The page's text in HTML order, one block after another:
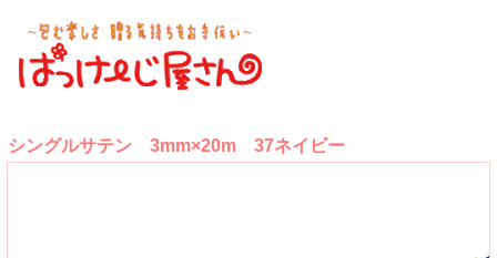
シングルサテン 3mm×20m 37ネイビー